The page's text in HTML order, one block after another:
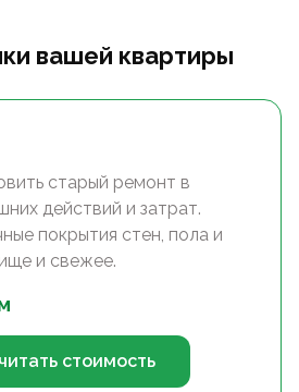
вашей квартиры
старый ремонт в
действий и затрат.
покрытия стен, пола и
и свежее.
стоимость